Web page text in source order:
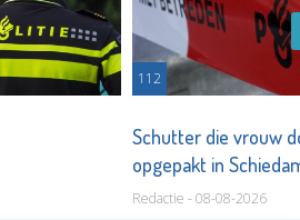
112
Schutter die vrouw
opgepakt in
Redactie - 08-08-2026